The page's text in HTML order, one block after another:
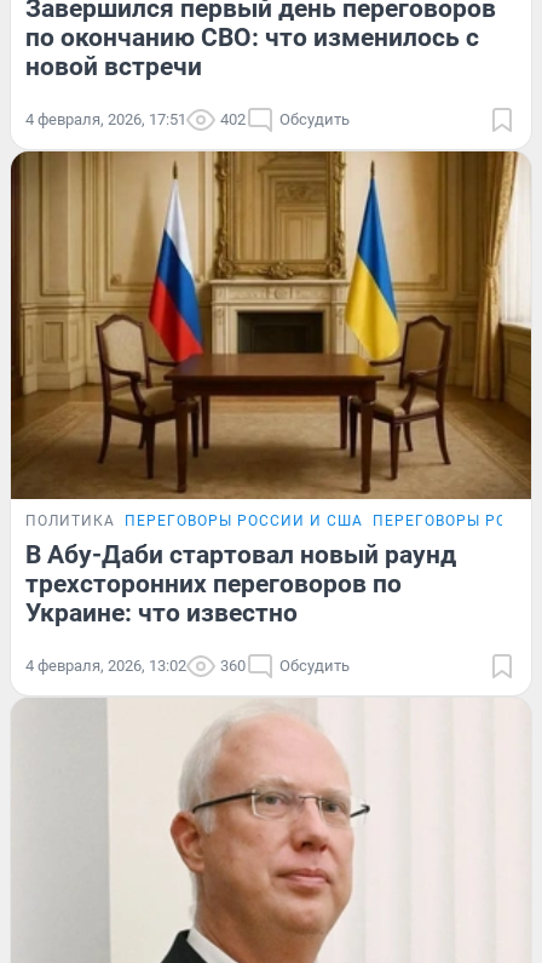
Завершился первый день переговоров
по окончанию СВО: что изменилось с
новой встречи
4 февраля, 2026, 17:51 402 Обсудить
ПОЛИТИКА ПЕРЕГОВОРЫ РОССИИ И США ПЕРЕГОВОРЫ
В Абу-Даби стартовал новый раунд
трехсторонних переговоров по
Украине: что известно
4 февраля, 2026, 13:02 360 Обсудить